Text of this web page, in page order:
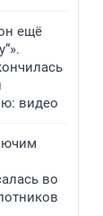
ещё
видео
во